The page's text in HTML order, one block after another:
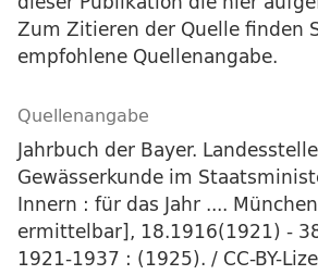
Zum Zitieren der Quelle finden
empfohlene Quellenangabe.
Quellenangabe
Jahrbuch der Bayer.
Gewässerkunde im
Innern : für das Jahr ....
ermittelbar], 18.1916(1921) -
1921-1937 : (1925). / CC-BY-